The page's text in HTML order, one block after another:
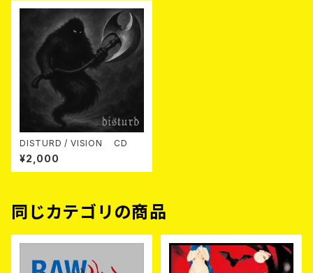
DISTURD / VISION CD
¥2,000
同じカテゴリの商品